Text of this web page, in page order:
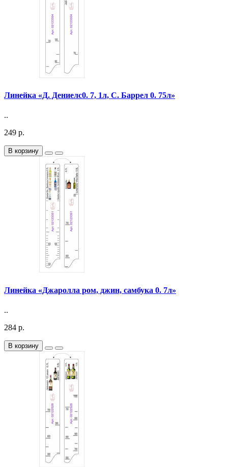
Линейка «Д. Дениелс0. 7, 1л, С. Баррел 0. 75л»
..
249 р.
В корзину
Линейка «Джаролла ром, джин, самбука 0. 7л»
..
284 р.
В корзину